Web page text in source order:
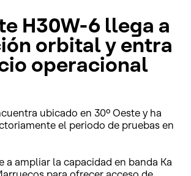
H30W-6 llega a
orbital y entra
operacional
ubicado en 30º Oeste y ha
el periodo de pruebas en
a ampliar la capacidad en banda Ka